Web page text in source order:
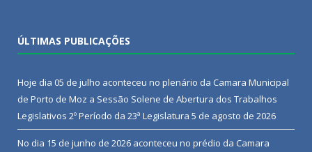
ÚLTIMAS PUBLICAÇÕES
Hoje dia 05 de julho aconteceu no plenário da Camara Municipal
de Porto de Moz a Sessão Solene de Abertura dos Trabalhos
Legislativos 2º Período da 23ª Legislatura 5 de agosto de 2026
No dia 15 de junho de 2026 aconteceu no prédio da Camara